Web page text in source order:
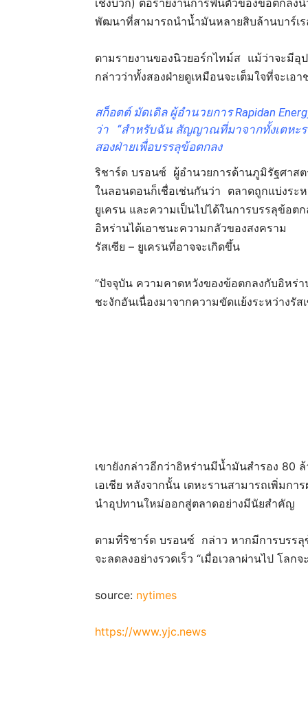
เชิงบวก) ต่อรายงานการฟื้นตัวของข้อตกลง
พัฒนาที่สามารถนำน้ำมันหลายสิบล้านบาร์เ
ตามรายงานของนิวยอร์กไทม์ส แม้ว่าจะมีอุ
กล่าวว่าทั้งสองฝ่ายดูเหมือนจะเต็มใจที่จะเอ
สก็อตต์ มัดเดิล ผู้อำนวยการ Rapidan
ว่า “สำหรับฉัน สัญญาณที่มาจากทั้งเตหะ
สองฝ่ายเพื่อบรรลุข้อตกลง
ริชาร์ด บรอนซ์ ผู้อำนวยการด้านภูมิรัฐศาส
ในลอนดอนก็เชื่อเช่นกันว่า ตลาดถูกแบ่งระห
ยูเครน และความเป็นไปได้ในการบรรลุข้อ
อิหร่านได้เอาชนะความกลัวของสงคราม
รัสเซีย – ยูเครนที่อาจจะเกิดขึ้น
“ปัจจุบัน ความคาดหวังของข้อตกลงกับอิหร่
ชะงักอันเนื่องมาจากความขัดแย้งระหว่างรัส
เขายังกล่าวอีกว่าอิหร่านมีน้ำมันสำรอง 80
เอเชีย หลังจากนั้น เตหะรานสามารถเพิ่มกา
นำอุปทานใหม่ออกสู่ตลาดอย่างมีนัยสำคัญ
ตามที่ริชาร์ด บรอนซ์ กล่าว หากมีการบรรลุ
จะลดลงอย่างรวดเร็ว “เมื่อเวลาผ่านไป โล
source: nytimes
https://www.yjc.news